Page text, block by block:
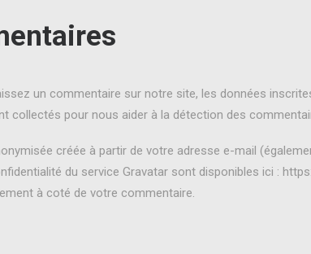
un commentaire sur notre site, les données
collectés pour nous aider à la détection des
créée à partir de votre adresse e-mail
du service Gravatar sont disponibles ici :
à coté de votre commentaire.